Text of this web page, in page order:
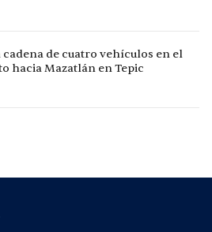
cadena de cuatro vehículos en el
hacia Mazatlán en Tepic